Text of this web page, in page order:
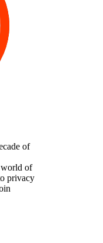
of
world of
privacy